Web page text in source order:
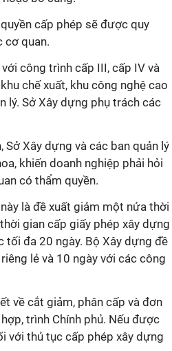
cấp phép sẽ được quy
cơ quan.
công trình cấp III, cấp IV và
chế xuất, khu công nghệ cao
lý. Sở Xây dựng phụ trách các
Xây dựng và các ban quản lý
khiến doanh nghiệp phải hỏi
có thẩm quyền.
là đề xuất giảm một nửa thời
gian cấp giấy phép xây dựng
tối đa 20 ngày. Bộ Xây dựng đề
lẻ và 10 ngày với các công
về cắt giảm, phân cấp và đơn
trình Chính phủ. Nếu được
với thủ tục cấp phép xây dựng